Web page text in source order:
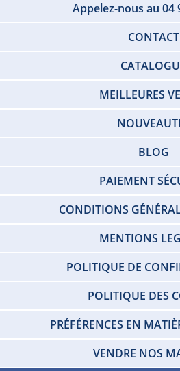
Appelez-nous au 04
CONTACT
MEILLEURES
BLOG
PAIEMENT
CONDITIONS
MENTIONS
POLITIQUE DE
POLITIQUE DES
PRÉFÉRENCES EN
VENDRE NOS